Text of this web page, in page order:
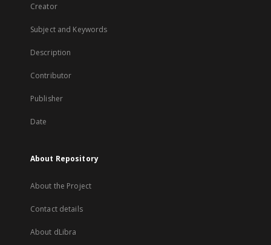
Creator
Subject and Keywords
Description
Contributor
Publisher
Date
About Repository
About the Project
Contact details
About dLibra